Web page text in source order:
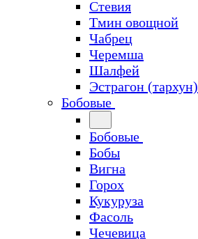
Стевия
Тмин овощной
Чабрец
Черемша
Шалфей
Эстрагон (тархун)
Бобовые
Бобовые
Бобы
Вигна
Горох
Кукуруза
Фасоль
Чечевица